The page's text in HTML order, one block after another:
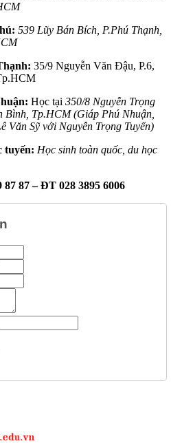
539 Lũy Bán Bích, P.Phú Thạnh,
35/9 Nguyễn Văn Đậu, P.6,
Học tại 350/8 Nguyễn Trọng
Bình, Tp.HCM (Giáp Phú Nhuận,
Văn Sỹ với Nguyễn Trọng Tuyển)
tuyến: Học sinh toàn quốc, du học
87 87 – ĐT 028 3895 6006